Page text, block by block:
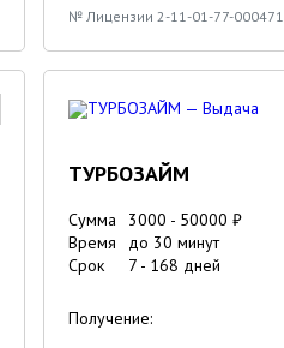
№ Лицензии 2-11-01-77-000471
ТУРБОЗАЙМ
Сумма 3000 - 50000 ₽
Время
до 30 минут
Срок
7 - 168 дней
Получение: